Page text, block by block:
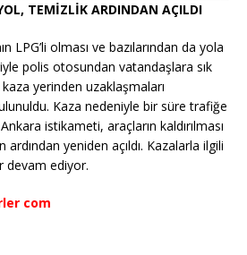
TEMİZLİK ARDINDAN AÇILDI
LPG’li olması ve bazılarından da yola
polis otosundan vatandaşlara sık
yerinden uzaklaşmaları
Kaza nedeniyle bir süre trafiğe
istikameti, araçların kaldırılması
ardından yeniden açıldı. Kazalarla ilgili
devam ediyor.
com